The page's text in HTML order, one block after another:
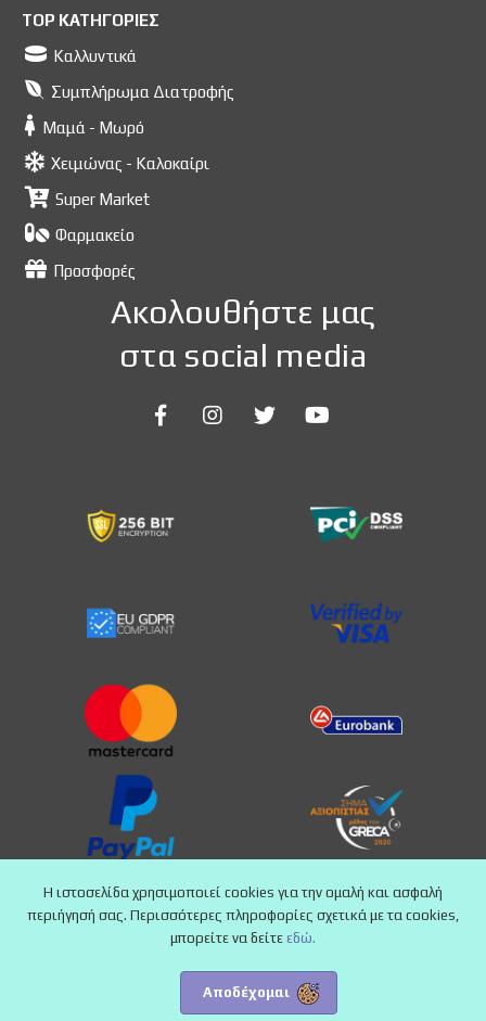
Η ιστοσελίδα χρησιμοποιεί cookies για την ομαλή και ασφαλή
περιήγησή σας. Περισσότερες πληροφορίες σχετικά με τα cookies,
μπορείτε να δείτε εδώ.
Αποδέχομαι
TOP ΚΑΤΗΓΟΡΙΕΣ
Καλλυντικά
Συμπλήρωμα Διατροφής
Μαμά - Μωρό
Χειμώνας - Καλοκαίρι
Super Market
Φαρμακείο
Προσφορές
Ακολουθήστε μας
στα social media
Copyright © 2025 24pharmacy.deals - All Rights Reserved.